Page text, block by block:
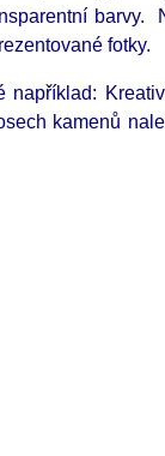
barvy.
fotky.
kamenů